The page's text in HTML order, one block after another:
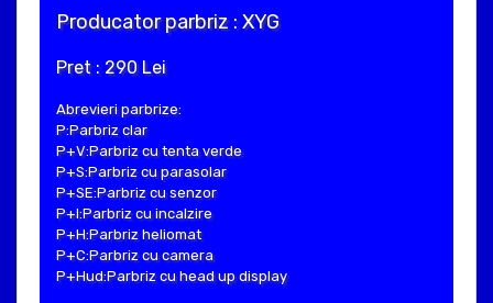
Producator parbriz : XYG
Pret : 290 Lei
Abrevieri parbrize:
P:Parbriz clar
P+V:Parbriz cu tenta verde
P+S:Parbriz cu parasolar
P+SE:Parbriz cu senzor
P+I:Parbriz cu incalzire
P+H:Parbriz heliomat
P+C:Parbriz cu camera
P+Hud:Parbriz cu head up display